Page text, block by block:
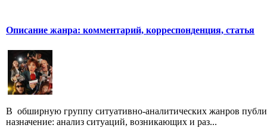
Описание жанра: комментарий, корреспонденция, статья
В обширную группу ситуативно-аналитических жанров
назначение: анализ ситуаций, возникающих и раз...